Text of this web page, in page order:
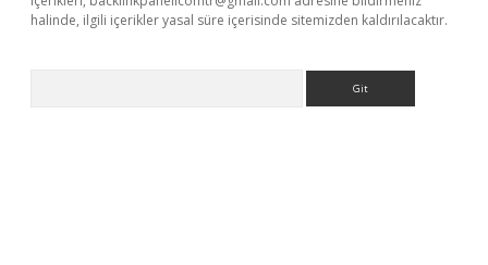
halinde, ilgili içerikler yasal süre içerisinde sitemizden kaldırılacaktır.